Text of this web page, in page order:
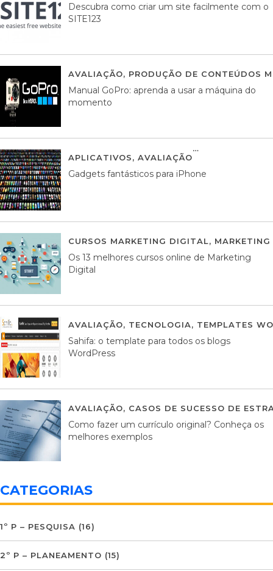
Descubra como criar um site facilmente com o
SITE123
AVALIAÇÃO, PRODUÇÃO DE CONTEÚDOS
Manual GoPro: aprenda a usar a máquina do
momento
APLICATIVOS, AVALIAÇÃO
Gadgets fantásticos para iPhone
CURSOS MARKETING DIGITAL,
Os 13 melhores cursos online de Marketing
Digital
AVALIAÇÃO, TECNOLOGIA, TEMPLATES
Sahifa: o template para todos os blogs
WordPress
AVALIAÇÃO, CASOS DE SUCESSO DE
Como fazer um currículo original? Conheça os
melhores exemplos
CATEGORIAS
1º P – PESQUISA (16)
2º P – PLANEAMENTO (15)